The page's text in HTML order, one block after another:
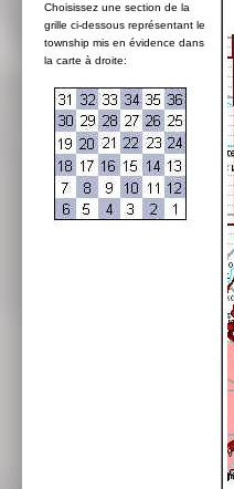
Choisissez une section de la
grille ci-dessous représentant le
township mis en évidence dans
la carte à droite: